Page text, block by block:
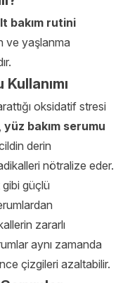
bakım rutini
ve yaşlanma
oksidatif stresi
yüz bakım serumu
derin
nötralize eder.
güçlü
zararlı
aynı zamanda
çizgileri azaltabilir.